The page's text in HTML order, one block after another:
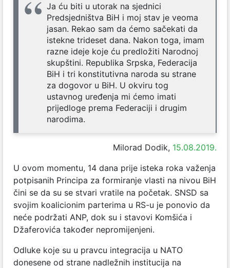
Ja ću biti u utorak na sjednici
Predsjedništva BiH i moj stav je veoma
jasan. Rekao sam da ćemo sačekati da
istekne trideset dana. Nakon toga, imam
razne ideje koje ću predložiti Narodnoj
skupštini. Republika Srpska, Federacija
BiH i tri konstitutivna naroda su strane
za dogovor u BiH. U okviru tog
ustavnog uređenja mi ćemo imati
prijedloge prema Federaciji i drugim
narodima.
Milorad Dodik, 15.08.2019.
U ovom momentu, 14 dana prije isteka roka važenja
potpisanih Principa za formiranje vlasti na nivou BiH
čini se da su se stvari vratile na početak. SNSD sa
svojim koalicionim parterima u RS-u je ponovio da
neće podržati ANP, dok su i stavovi Komšića i
Džaferovića također nepromijenjeni.
Odluke koje su u pravcu integracija u NATO
donesene od strane nadležnih institucija na